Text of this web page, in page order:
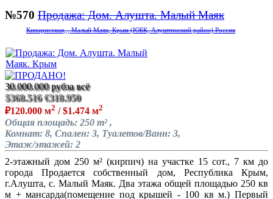
№570 Продажа: Дом. Алушта. Малый Маяк
Кипарисовая, , Малый Маяк, Крым (ЮБК, Алуштинский район) Россия
30.000.000 рубза всё
$368.516 €318.950
₽120.000 м2 / $1.474 м2
Общая площадь: 250 m² ,
Комнат: 8, Спален: 3, Туалетов/Ванн: 3,
Этаж/этажей: 2
2-этажный дом 250 м² (кирпич) на участке 15 сот., 7 км до
города Продается собственный дом, Республика Крым,
г.Алушта, с. Малый Маяк. Два этажа общей площадью 250 кв
м + мансарда(помещение под крышей - 100 кв м.) Первый